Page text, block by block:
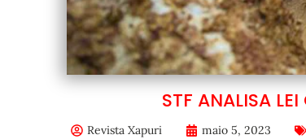
STF ANALISA
Revista Xapuri maio 5, 2023